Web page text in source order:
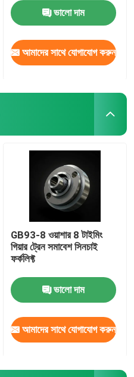
ভালো দাম
আমাদের সাথে যোগাযোগ করুন
GB93-8 ওয়াশার 8 টাইমিং
গিয়ার ট্রেন সমাবেশ সিনচাই
ফর্কলিফ্ট
ভালো দাম
আমাদের সাথে যোগাযোগ করুন